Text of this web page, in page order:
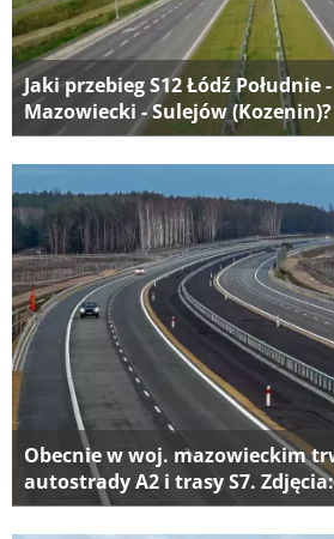
Jaki przebieg S12 Łódź Południe
Mazowiecki - Sulejów
Obecnie w woj. mazowieckim
autostrady A2 i trasy S7.